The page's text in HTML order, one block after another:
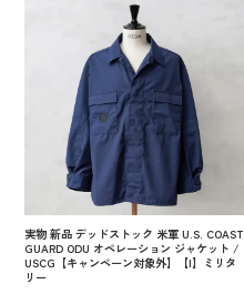
実物 新品 デッドストック 米軍 U.S. COAST
GUARD ODU オペレーション ジャケット /
USCG【キャンペーン対象外】【I】ミリタ
リー